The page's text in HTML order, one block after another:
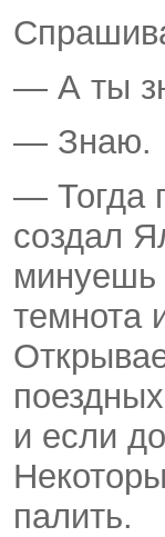
— А ты
— Знаю.
— Тогда
создал
минуешь
темнота
и если
палить.